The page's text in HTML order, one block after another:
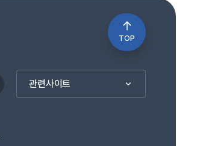
TOP
관련사이트